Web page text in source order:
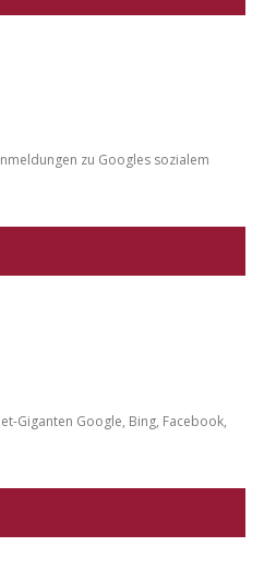
zu Googles sozialem
Giganten Google, Bing, Facebook,